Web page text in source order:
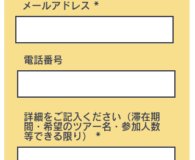
メールアドレス
電話番号
詳細をご記入ください（滞在期
間・希望のツアー名・参加人数
等できる限り）